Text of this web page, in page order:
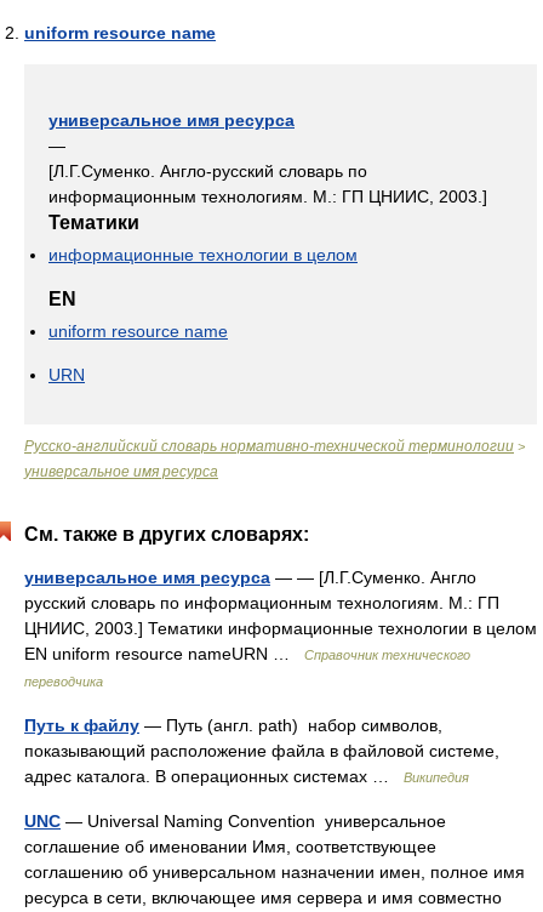
uniform resource name
универсальное имя ресурса
—
[Л.Г.Суменко. Англо-русский словарь по
информационным технологиям. М.: ГП ЦНИИС, 2003.]
Тематики
информационные технологии в целом
EN
uniform resource name
URN
Русско-английский словарь нормативно-технической терминологии >
универсальное имя ресурса
См. также в других словарях:
универсальное имя ресурса — — [Л.Г.Суменко. Англо
русский словарь по информационным технологиям. М.: ГП
ЦНИИС, 2003.] Тематики информационные технологии в целом
EN uniform resource nameURN …
Справочник технического
переводчика
Путь к файлу — Путь (англ. path) набор символов,
показывающий расположение файла в файловой системе,
адрес каталога. В операционных системах …
Википедия
UNC — Universal Naming Convention универсальное
соглашение об именовании Имя, соответствующее
соглашению об универсальном назначении имен, полное имя
ресурса в сети, включающее имя сервера и имя совместно